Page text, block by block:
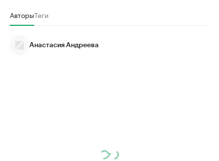
АвторыТеги
Анастасия Андреева